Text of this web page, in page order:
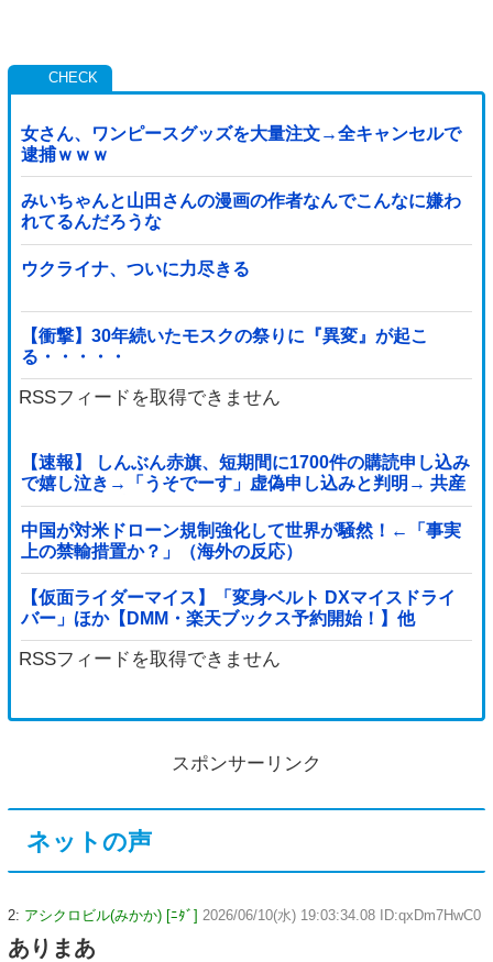
女さん、ワンピースグッズを大量注文→全キャンセルで
逮捕ｗｗｗ
みいちゃんと山田さんの漫画の作者なんでこんなに嫌わ
れてるんだろうな
ウクライナ、ついに力尽きる
【衝撃】30年続いたモスクの祭りに『異変』が起こ
る・・・・・
RSSフィードを取得できません
【速報】 しんぶん赤旗、短期間に1700件の購読申し込み
で嬉し泣き→「うそでーす」虚偽申し込みと判明→ 共産
党が刑事告訴「厳重な処罰を求める」
中国が対米ドローン規制強化して世界が騒然！←「事実
上の禁輸措置か？」（海外の反応）
【仮面ライダーマイス】「変身ベルト DXマイスドライ
バー」ほか【DMM・楽天ブックス予約開始！】他
RSSフィードを取得できません
スポンサーリンク
ネットの声
2: アシクロビル(みかか) [ﾆﾀﾞ] 2026/06/10(水) 19:03:34.08 ID:qxDm7HwC0
ありまあ